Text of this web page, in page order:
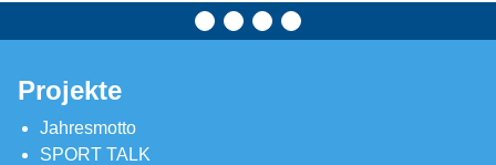
Projekte
Jahresmotto
SPORT TALK